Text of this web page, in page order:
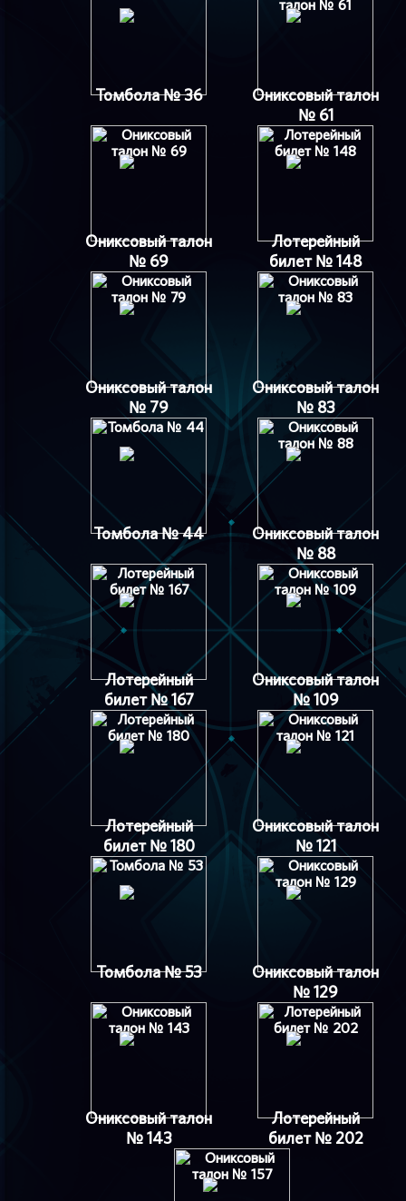
Томбола № 36
Ониксовый талон
№ 61
Ониксовый талон
№ 69
Лотерейный
билет № 148
Ониксовый талон
№ 79
Ониксовый талон
№ 83
Томбола № 44
Ониксовый талон
№ 88
Лотерейный
билет № 167
Ониксовый талон
№ 109
Лотерейный
билет № 180
Ониксовый талон
№ 121
Томбола № 53
Ониксовый талон
№ 129
Ониксовый талон
№ 143
Лотерейный
билет № 202